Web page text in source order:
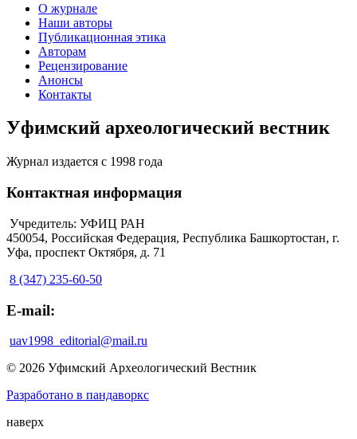
О журнале
Наши авторы
Публикационная этика
Авторам
Рецензирование
Анонсы
Контакты
Уфимский археологический вестник
Журнал издается с 1998 года
Контактная информация
Учредитель: УФИЦ РАН
450054, Российская Федерация, Республика Башкортостан, г.
Уфа, проспект Октября, д. 71
8 (347) 235-60-50
E-mail:
uav1998_editorial@mail.ru
© 2026 Уфимский Археологический Вестник
Разработано в пандаворкс
наверх